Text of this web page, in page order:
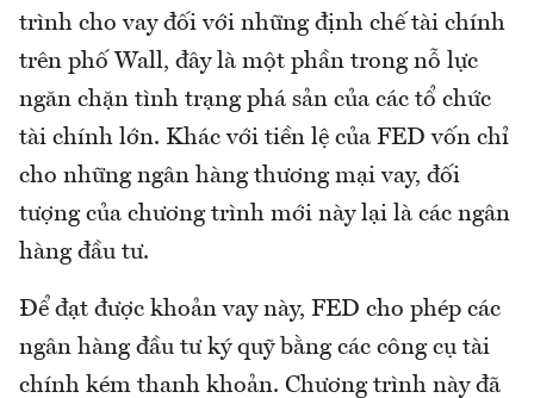
trình cho vay đối với những định chế tài chính
trên phố Wall, đây là một phần trong nỗ lực
ngăn chặn tình trạng phá sản của các tổ chức
tài chính lớn. Khác với tiền lệ của FED vốn chỉ
cho những ngân hàng thương mại vay, đối
tượng của chương trình mới này lại là các ngân
hàng đầu tư.
Để đạt được khoản vay này, FED cho phép các
ngân hàng đầu tư ký quỹ bằng các công cụ tài
chính kém thanh khoản. Chương trình này đã